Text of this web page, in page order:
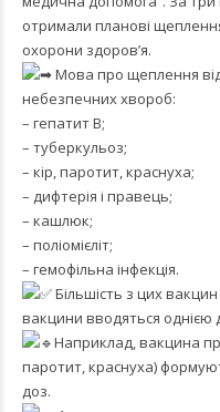
отримали планові
охорони здоров’я.
Мова про щеплення
небезпечних хвороб:
– гепатит В;
– туберкульоз;
– кір, паротит, краснуха;
– дифтерія і правець;
– кашлюк;
– поліомієліт;
– гемофільна інфекція.
Більшість з цих
вакцини вводяться
Наприклад, вакцина
паротит, краснуха)
доз.